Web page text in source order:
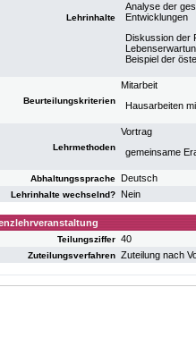
Lehrinhalte
Analyse der
Entwicklungen
Diskussion der
Beispiel der
Beurteilungskriterien
Mitarbeit
Hausarbeiten
Lehrmethoden
Vortrag
gemeinsame
Abhaltungssprache Deutsch
Lehrinhalte wechselnd? Nein
Teilungsziffer 40
Zuteilungsverfahren Zuteilung nach